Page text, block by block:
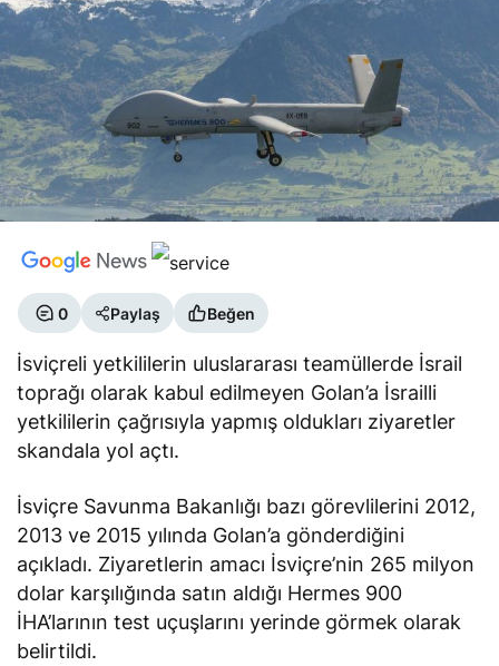
0 Paylaş Beğen
İsviçreli yetkililerin uluslararası teamüllerde İsrail
toprağı olarak kabul edilmeyen Golan’a İsrailli
yetkililerin çağrısıyla yapmış oldukları ziyaretler
skandala yol açtı.
İsviçre Savunma Bakanlığı bazı görevlilerini 2012,
2013 ve 2015 yılında Golan’a gönderdiğini
açıkladı. Ziyaretlerin amacı İsviçre’nin 265 milyon
dolar karşılığında satın aldığı Hermes 900
İHA’larının test uçuşlarını yerinde görmek olarak
belirtildi.